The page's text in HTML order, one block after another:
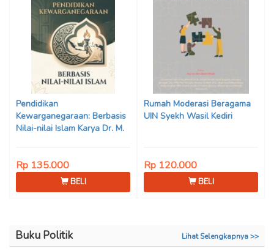
Pendidikan
Kewarganegaraan: Berbasis
Nilai-nilai Islam Karya Dr. M.
Adrenal Stezen, S.H., M.H.
Rp 135.000
BELI
Rumah Moderasi Beragama
UIN Syekh Wasil Kediri
Rp 120.000
BELI
Buku Politik Lihat Selengkapnya >>